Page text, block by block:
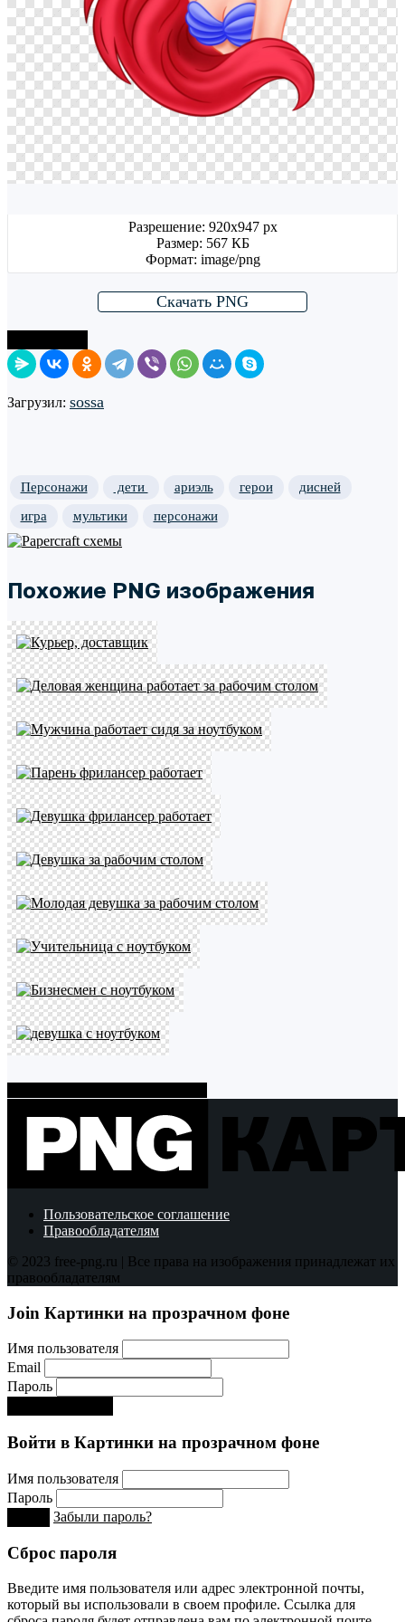
Разрешение: 920x947 px
Размер: 567 КБ
Формат: image/png
Скачать PNG
Загрузил: sossa
Персонажи дети ариэль герои
дисней
игра
мультики персонажи
Похожие PNG изображения
Пользовательское соглашение
Правообладателям
© 2023 free-png.ru | Все права на изображения принадлежат их
правообладателям
Join Картинки на прозрачном фоне
Имя пользователя
Email
Пароль
Войти в Картинки на прозрачном фоне
Имя пользователя
Пароль
Забыли пароль?
Сброс пароля
Введите имя пользователя или адрес электронной почты,
который вы использовали в своем профиле. Ссылка для